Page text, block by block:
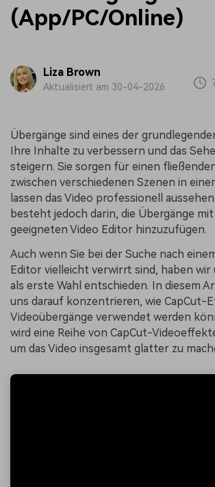
(App/PC/Online)
Liza Brown
Aktualisiert am 30-04-2026
Übergänge sind eines der
Ihre Inhalte zu verbessern und das
steigern. Sie sorgen für einen
zwischen verschiedenen Szenen in
lassen das Video professionell
besteht jedoch darin, die Übergänge
geeigneten Video Editor hinzuzufügen.
Auch wenn Sie bei der Suche nach
Editor vielleicht verwirrt sind, haben wir
als erste Wahl entschieden. In diesem
uns darauf konzentrieren, wie CapCut-
Videoübergänge verwendet werden
wird eine Reihe von CapCut-
um das Video insgesamt glatter zu